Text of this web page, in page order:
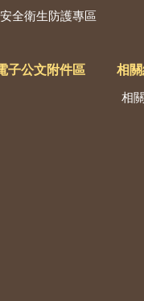
安全衛生防護專區
子公文附件區 相
相